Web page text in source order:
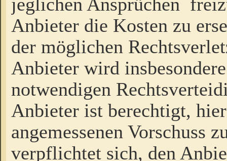
Anbieter die Kosten zu
der möglichen
Anbieter wird
notwendigen
Anbieter ist berechtigt,
angemessenen Vorschuss
verpflichtet sich, den